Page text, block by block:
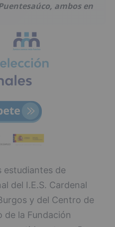
ambos en
estudiantes de
del I.E.S. Cardenal
y del Centro de
de la Fundación